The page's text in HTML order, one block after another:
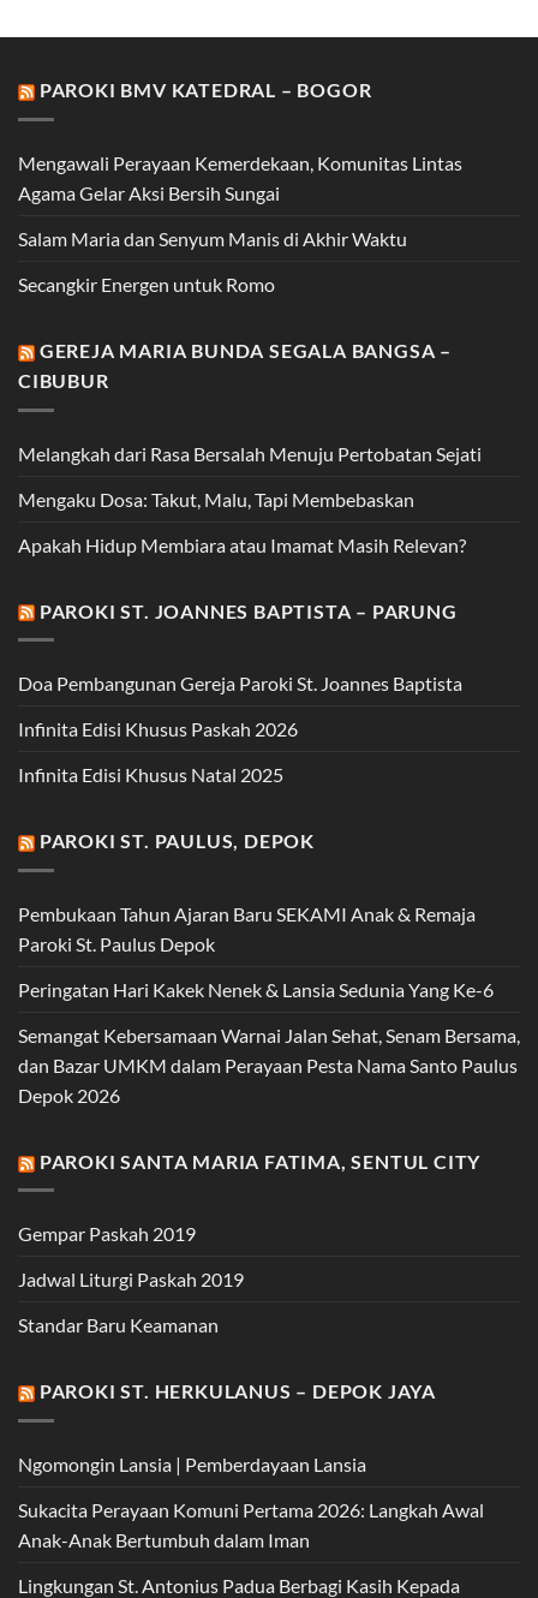
PAROKI BMV KATEDRAL – BOGOR
Mengawali Perayaan Kemerdekaan, Komunitas Lintas
Agama Gelar Aksi Bersih Sungai
Salam Maria dan Senyum Manis di Akhir Waktu
Secangkir Energen untuk Romo
GEREJA MARIA BUNDA SEGALA BANGSA –
CIBUBUR
Melangkah dari Rasa Bersalah Menuju Pertobatan Sejati
Mengaku Dosa: Takut, Malu, Tapi Membebaskan
Apakah Hidup Membiara atau Imamat Masih Relevan?
PAROKI ST. JOANNES BAPTISTA – PARUNG
Doa Pembangunan Gereja Paroki St. Joannes Baptista
Infinita Edisi Khusus Paskah 2026
Infinita Edisi Khusus Natal 2025
PAROKI ST. PAULUS, DEPOK
Pembukaan Tahun Ajaran Baru SEKAMI Anak & Remaja
Paroki St. Paulus Depok
Peringatan Hari Kakek Nenek & Lansia Sedunia Yang Ke-6
Semangat Kebersamaan Warnai Jalan Sehat, Senam Bersama,
dan Bazar UMKM dalam Perayaan Pesta Nama Santo Paulus
Depok 2026
PAROKI SANTA MARIA FATIMA, SENTUL CITY
Gempar Paskah 2019
Jadwal Liturgi Paskah 2019
Standar Baru Keamanan
PAROKI ST. HERKULANUS – DEPOK JAYA
Ngomongin Lansia | Pemberdayaan Lansia
Sukacita Perayaan Komuni Pertama 2026: Langkah Awal
Anak-Anak Bertumbuh dalam Iman
Lingkungan St. Antonius Padua Berbagi Kasih Kepada